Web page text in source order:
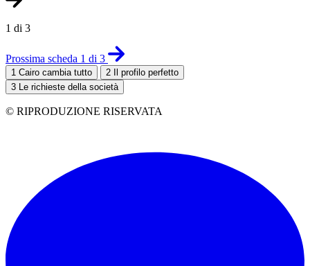
1 di 3
Prossima scheda 1 di 3
1 Cairo cambia tutto 2 Il profilo perfetto
3 Le richieste della società
© RIPRODUZIONE RISERVATA